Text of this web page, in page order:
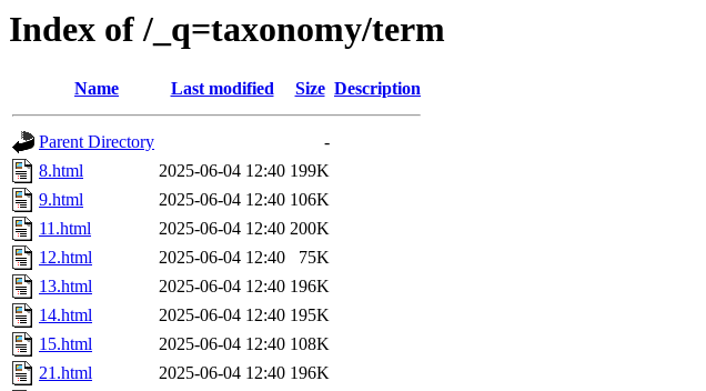
Index of /_q=taxonomy/term
Name Last modified Size Description
Parent Directory
-
8.html
2025-06-04 12:40 199K
9.html
2025-06-04 12:40 106K
11.html
2025-06-04 12:40 200K
12.html
2025-06-04 12:40
75K
13.html
2025-06-04 12:40 196K
14.html
2025-06-04 12:40 195K
15.html
2025-06-04 12:40 108K
21.html
2025-06-04 12:40 196K